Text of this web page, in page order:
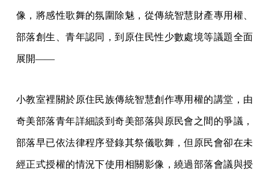
像，將感性歌舞的氛圍除魅，從傳統智慧財產專用權、
部落創生、青年認同，到原住民性少數處境等議題全面
展開——
小教室裡關於原住民族傳統智慧創作專用權的講堂，由
奇美部落青年詳細談到奇美部落與原民會之間的爭議，
部落早已依法律程序登錄其祭儀歌舞，但原民會卻在未
經正式授權的情況下使用相關影像，繞過部落會議與授